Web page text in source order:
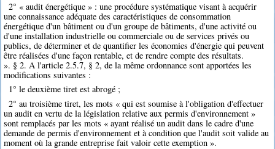
2° « audit énergétique » : une procédure systématique visant à acquérir
une connaissance adéquate des caractéristiques de consommation
énergétique d'un bâtiment ou d'un groupe de bâtiments, d'une activité ou
d'une installation industrielle ou commerciale ou de services privés ou
publics, de déterminer et de quantifier les économies d'énergie qui peuvent
être réalisées d'une façon rentable, et de rendre compte des résultats.
». § 2. A l'article 2.5.7, § 2, de la même ordonnance sont apportées les
modifications suivantes :
1° le deuxième tiret est abrogé ;
2° au troisième tiret, les mots « qui est soumise à l'obligation d'effectuer
un audit en vertu de la législation relative aux permis d'environnement »
sont remplacés par les mots « ayant réalisé un audit dans le cadre d'une
demande de permis d'environnement et à condition que l'audit soit valide au
moment où la grande entreprise fait valoir cette exemption ».